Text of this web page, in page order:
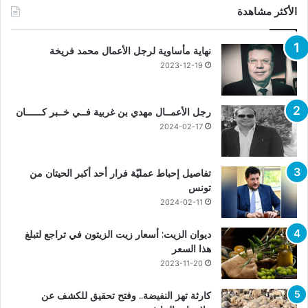
الأكثر مشاهدة
نهاية مأساوية لرجل الأعمال محمد فريخة
2023-12-19
رجل الأعمــال مهدي بن غربية فــي خــبر كــــــان
2024-02-17
تفاصيل إحباط عمليّة فرار أحد أكبر الحيتان من
تونس
2024-02-11
ديوان الزيت: أسعار زيت الزيتون في تراجع لتبلغ
هذا السعر
2023-11-20
كارثة تهز النفيضة.. وفتح تحقيق للكشف عن